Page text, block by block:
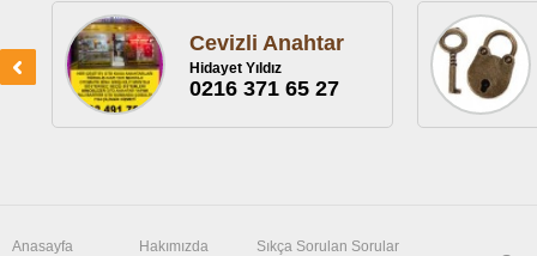
Cevizli Anahtar
Hidayet Yıldız
0216 371 65 27
Anasayfa Hakımızda Sıkça Sorulan Sorular